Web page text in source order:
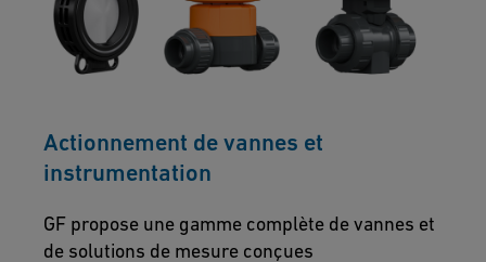
Actionnement de vannes et
instrumentation
GF propose une gamme complète de vannes et
de solutions de mesure conçues